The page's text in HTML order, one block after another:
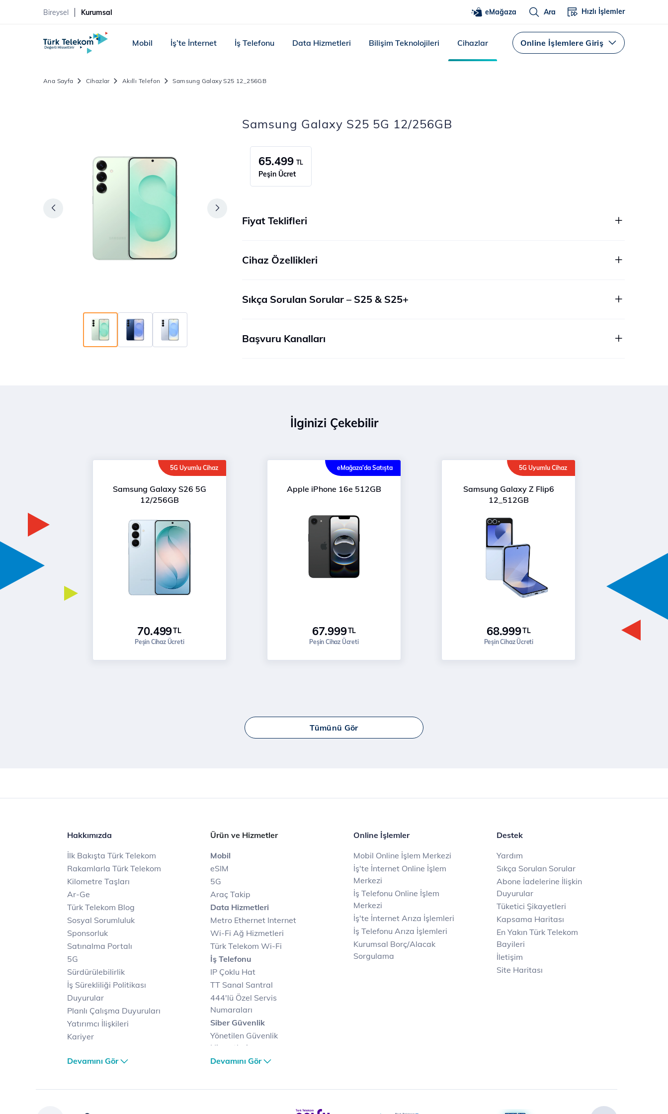
Bireysel Kurumsal eMağaza Ara Hızlı İşlemler
Mobil İş’te İnternet İş Telefonu Data Hizmetleri Bilişim Teknolojileri Cihazlar Online İşlemlere Giriş
Ana Sayfa Cihazlar Akıllı Telefon Samsung Galaxy S25 12_256GB
Samsung Galaxy S25 5G 12/256GB
65.499 TL
Peşin Ücret
Fiyat Teklifleri
Cihaz Özellikleri
Sıkça Sorulan Sorular – S25 & S25+
Başvuru Kanalları
İlginizi Çekebilir
5G Uyumlu Cihaz
Samsung Galaxy S26 5G
12/256GB
70.499TL
Peşin Cihaz Ücreti
eMağaza’da Satışta
Apple iPhone 16e 512GB
67.999TL
Peşin Cihaz Ücreti
5G Uyumlu Cihaz
Samsung Galaxy Z Flip6
12_512GB
68.999TL
Peşin Cihaz Ücreti
Tümünü Gör
Hakkımızda
İlk Bakışta Türk Telekom
Rakamlarla Türk Telekom
Kilometre Taşları
Ar-Ge
Türk Telekom Blog
Sosyal Sorumluluk
Sponsorluk
Satınalma Portalı
5G
Sürdürülebilirlik
İş Sürekliliği Politikası
Duyurular
Planlı Çalışma Duyuruları
Yatırımcı İlişkileri
Kariyer
Dağıtım
Hizmet Kalitesi Raporları
Devamını Gör
Ürün ve Hizmetler
Mobil
eSIM
5G
Araç Takip
Data Hizmetleri
Metro Ethernet Internet
Wi-Fi Ağ Hizmetleri
Türk Telekom Wi-Fi
İş Telefonu
IP Çoklu Hat
TT Sanal Santral
444'lü Özel Servis
Numaraları
Siber Güvenlik
Yönetilen Güvenlik
Hizmetleri
Siber Güvenlik Merkezi
Devamını Gör
Online İşlemler
Mobil Online İşlem Merkezi
İş'te İnternet Online İşlem
Merkezi
İş Telefonu Online İşlem
Merkezi
İş'te İnternet Arıza İşlemleri
İş Telefonu Arıza İşlemleri
Kurumsal Borç/Alacak
Sorgulama
Destek
Yardım
Sıkça Sorulan Sorular
Abone İadelerine İlişkin
Duyurular
Tüketici Şikayetleri
Kapsama Haritası
En Yakın Türk Telekom
Bayileri
İletişim
Site Haritası